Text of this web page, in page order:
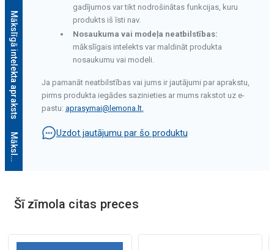
Mākslīgā intelekta apraksts
M
ā
k
s
l
ī
g
ā
i
n
t
e
l
e
k
t
a
a
p
r
a
k
s
t
s
gadījumos var tikt nodrošinātas funkcijas, kuru
produkts iš īsti nav.
Nosaukuma vai modeļa neatbilstības:
mākslīgais intelekts var maldināt produkta
nosaukumu vai modeli.
Ja pamanāt neatbilstības vai jums ir jautājumi par aprakstu,
pirms produkta iegādes sazinieties ar mums rakstot uz e-
pastu: aprasymai@lemona.lt.
Uzdot jautājumu par šo produktu
Šī zīmola citas preces